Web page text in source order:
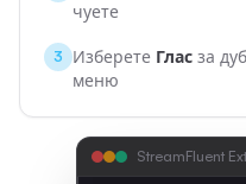
чуете
3 Изберете Глас за
меню
StreamFluent